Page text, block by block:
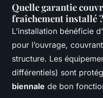
Quelle garantie
fraîchement installé ?
L’installation bénéficie
pour l’ouvrage,
structure. Les
différentiels) sont
biennale de bon